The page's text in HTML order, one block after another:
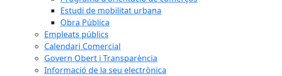
Estudi de mobilitat urbana
Obra Pública
Empleats públics
Calendari Comercial
Govern Obert i Transparència
Informació de la seu electrònica